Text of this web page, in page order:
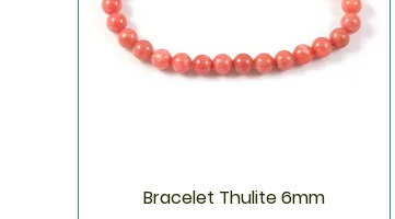
Aperçu rapide
Bracelet Thulite 6mm